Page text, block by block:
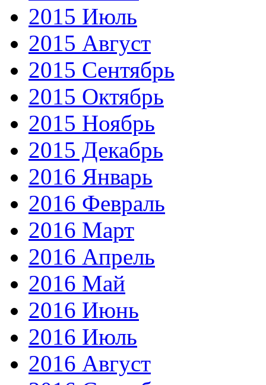
2015 Июль
2015 Август
2015 Сентябрь
2015 Октябрь
2015 Ноябрь
2015 Декабрь
2016 Январь
2016 Февраль
2016 Март
2016 Апрель
2016 Май
2016 Июнь
2016 Июль
2016 Август